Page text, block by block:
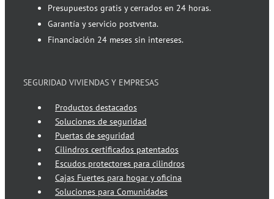
Presupuestos gratis y cerrados en 24 horas.
Garantía y servicio postventa.
Financiación 24 meses sin intereses.
SEGURIDAD VIVIENDAS Y EMPRESAS
Productos destacados
Soluciones de seguridad
Puertas de seguridad
Cilindros certificados patentados
Escudos protectores para cilindros
Cajas Fuertes para hogar y oficina
Soluciones para Comunidades